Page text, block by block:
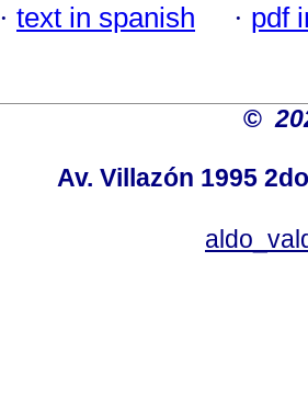
· text in spanish · pdf
©
Av. Villazón 1995